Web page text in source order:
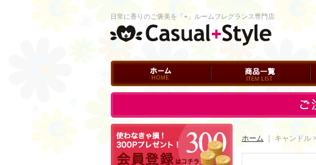
ホーム 商品一覧
日常に香りのご褒美を「+」ルームフレグランス専門店
ログイン ホーム ｜ キャンドル